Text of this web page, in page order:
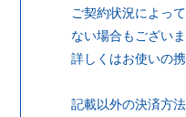
ご契約状況によっ
ない場合もございま
詳しくはお使いの
記載以外の決済方